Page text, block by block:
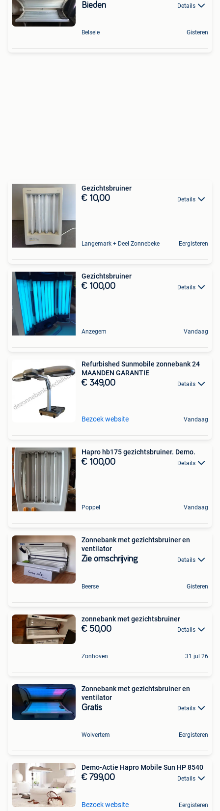
Bieden Details
Belsele Gisteren
Gezichtsbruiner
€ 10,00 Details
Langemark + Deel Zonnebeke Eergisteren
Gezichtsbruiner
€ 100,00 Details
Anzegem Vandaag
Refurbished Sunmobile zonnebank 24
MAANDEN GARANTIE
€ 349,00 Details
Bezoek website Vandaag
Hapro hb175 gezichtsbruiner. Demo.
€ 100,00 Details
Poppel Vandaag
Zonnebank met gezichtsbruiner en
ventilator
Zie omschrijving Details
Beerse Gisteren
zonnebank met gezichtsbruiner
€ 50,00 Details
Zonhoven 31 jul 26
Zonnebank met gezichtsbruiner en
ventilator
Gratis Details
Wolvertem Eergisteren
Demo-Actie Hapro Mobile Sun HP 8540
€ 799,00 Details
Bezoek website Eergisteren